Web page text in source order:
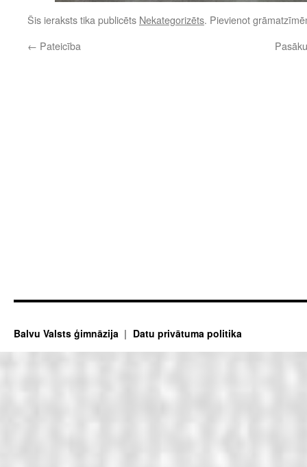
Šis ieraksts tika publicēts Nekategorizēts. Pievienot
← Pateicība
Balvu Valsts ģimnāzija Datu privātuma politika